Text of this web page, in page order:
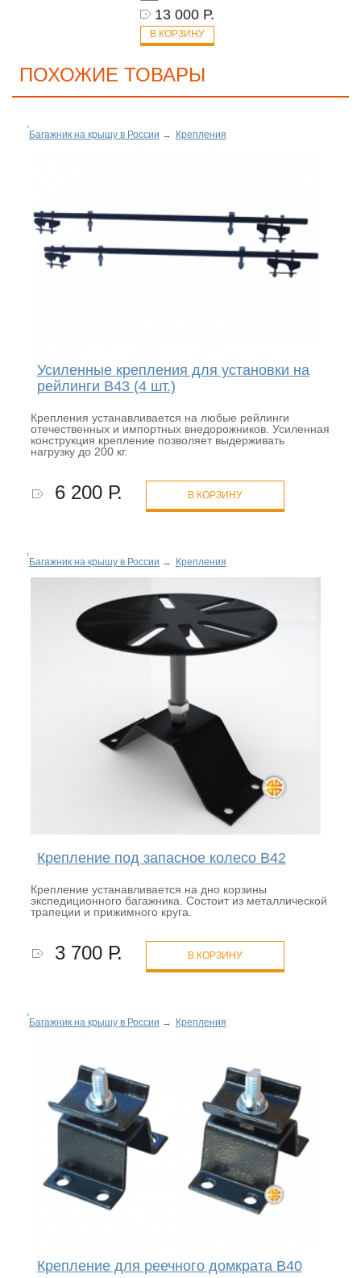
13 000 Р.
В КОРЗИНУ
ПОХОЖИЕ ТОВАРЫ
Багажник на крышу в России → Крепления
Усиленные крепления для установки на
рейлинги B43 (4 шт.)
Крепления устанавливается на любые рейлинги
отечественных и импортных внедорожников. Усиленная
конструкция крепление позволяет выдерживать
нагрузку до 200 кг.
6 200 Р. В КОРЗИНУ
Багажник на крышу в России → Крепления
Крепление под запасное колесо B42
Крепление устанавливается на дно корзины
экспедиционного багажника. Состоит из металлической
трапеции и прижимного круга.
3 700 Р. В КОРЗИНУ
Багажник на крышу в России → Крепления
Крепление для реечного домкрата B40